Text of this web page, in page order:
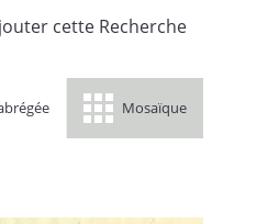
cette Recherche
Mosaïque